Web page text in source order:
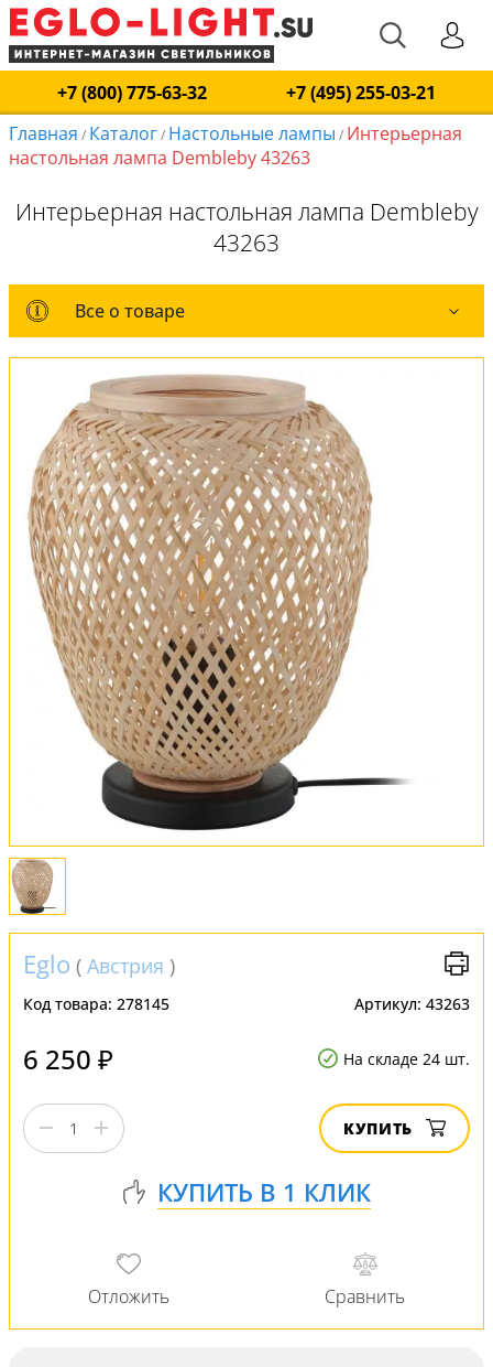
+7 (800) 775-63-32
+7 (495) 255-03-21
Главная / Каталог/ Настольные лампы / Интерьерная
настольная лампа Dembleby 43263
Интерьерная настольная лампа Dembleby
43263
Все о товаре
Все о товаре
Комплект лампочек
Вся коллекция
Оплата и доставка
Обмен и возврат
Установка
FAQ
Отзывы
Eglo ( Австрия )
Код товара: 278145 Артикул: 43263
6 250 ₽ На складе 24 шт.
КУПИТЬ